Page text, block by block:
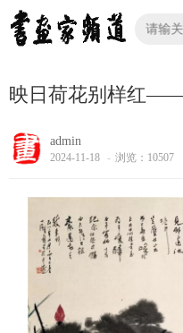
映日荷花别样红
admin
2024-11-18 - 浏览：10507